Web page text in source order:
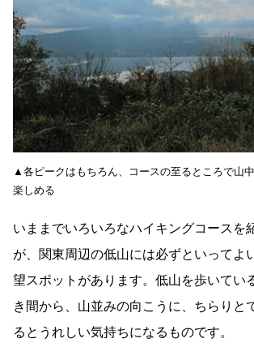
▲各ピークはもちろん、コースの至るところで山
楽しめる
いままでいろいろなハイキングコースを
が、関東周辺の低山には必ずといってよ
望スポットがあります。低山を歩いてい
き間から、山並みの向こうに、ちらりと
るとうれしい気持ちになるものです。